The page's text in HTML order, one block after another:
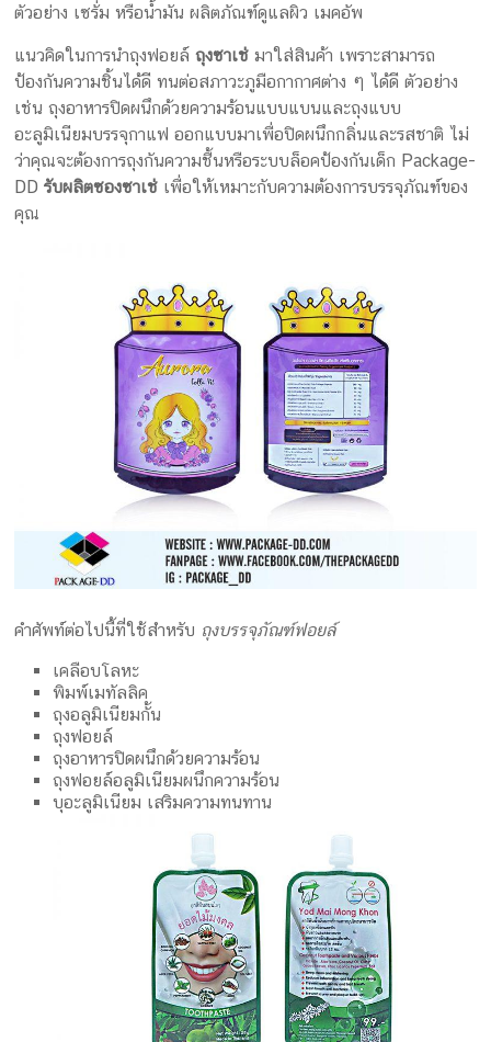
ตัวอย่าง เซรั่ม หรือน้ำมัน ผลิตภัณฑ์ดูแลผิว เมคอัพ
แนวคิดในการนำถุงฟอยล์ถุงซาเช่ มาใส่สินค้า เพราะสามารถ
ป้องกันความชิ้นได้ดี ทนต่อสภาวะภูมือกากาศต่าง ๆ ได้ดี ตัวอย่าง
เช่น ถุงอาหารปิดผนึกด้วยความร้อนแบบแบนและถุงแบบ
อะลูมิเนียมบรรจุกาแฟ ออกแบบมาเพื่อปิดผนึกกลิ่นและรสชาติ ไม่
ว่าคุณจะต้องการถุงกันความชื้นหรือระบบล็อคป้องกันเด็ก Package-
DDรับผลิตซองซาเช่ เพื่อให้เหมาะกับความต้องการบรรจุภัณฑ์ของ
คุณ
คำศัพท์ต่อไปนี้ที่ใช้สำหรับ ถุงบรรจุภัณฑ์ฟอยล์
เคลือบโลหะ
พิมพ์เมทัลลิค
ถุงอลูมิเนียมกั้น
ถุงฟอยล์
ถุงอาหารปิดผนึกด้วยความร้อน
ถุงฟอยล์อลูมิเนียมผนึกความร้อน
บุอะลูมิเนียม เสริมความทนทาน